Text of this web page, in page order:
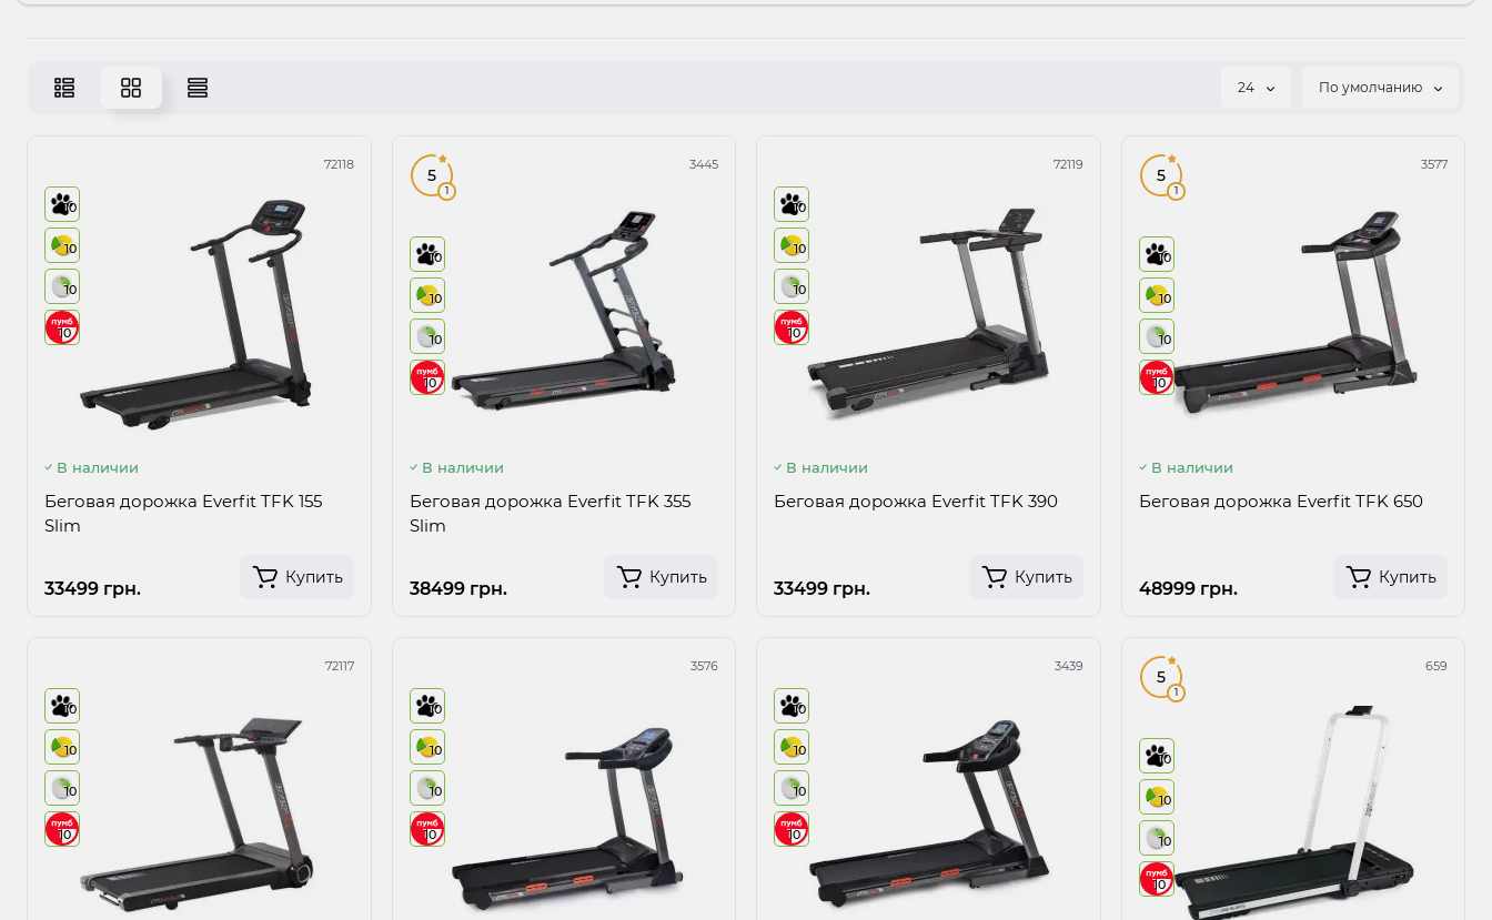
24 По умолчанию
72118
10
10
10
10
В наличии
Беговая дорожка Everfit TFK 155
Slim
33499 грн.
Купить
3445
5
1
10
10
10
10
В наличии
Беговая дорожка Everfit TFK 355
Slim
38499 грн.
Купить
72119
10
10
10
10
В наличии
Беговая дорожка Everfit TFK 390
33499 грн.
Купить
3577
5
1
10
10
10
10
В наличии
Беговая дорожка Everfit TFK 650
48999 грн.
Купить
72117
10
10
10
10
3576
10
10
10
10
3439
10
10
10
10
659
5
1
10
10
10
10